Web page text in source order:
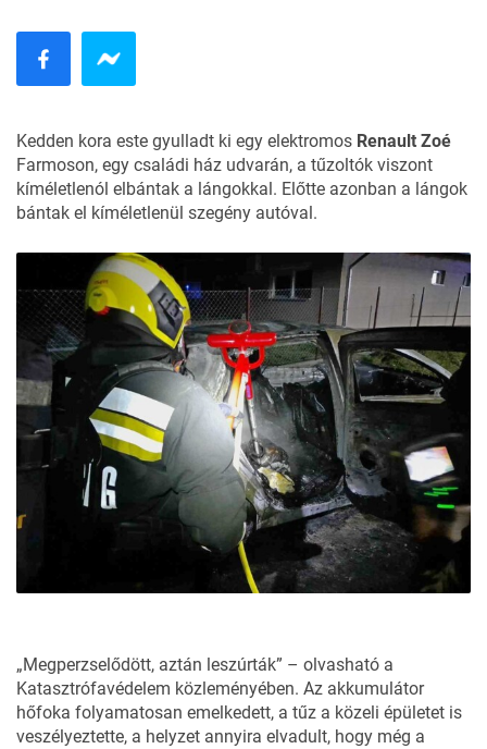
Kedden kora este gyulladt ki egy elektromos Renault Zoé
Farmoson, egy családi ház udvarán, a tűzoltók viszont
kíméletlenól elbántak a lángokkal. Előtte azonban a lángok
bántak el kíméletlenül szegény autóval.
„Megperzselődött, aztán leszúrták” – olvasható a
Katasztrófavédelem közleményében. Az akkumulátor
hőfoka folyamatosan emelkedett, a tűz a közeli épületet is
veszélyeztette, a helyzet annyira elvadult, hogy még a